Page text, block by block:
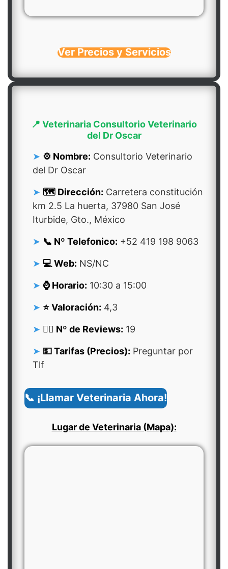
Ver Precios y Servicios
📍 Veterinaria Consultorio Veterinario
del Dr Oscar
⚙️ Nombre: Consultorio Veterinario
del Dr Oscar
🗺️ Dirección: Carretera constitución
km 2.5 La huerta, 37980 San José
Iturbide, Gto., México
📞 Nº Telefonico: +52 419 198 9063
💻 Web: NS/NC
⌚ Horario: 10:30 a 15:00
⭐ Valoración: 4,3
👍🏻 Nº de Reviews: 19
💵 Tarifas (Precios): Preguntar por
Tlf
📞 ¡Llamar Veterinaria Ahora!
Lugar de Veterinaria (Mapa):